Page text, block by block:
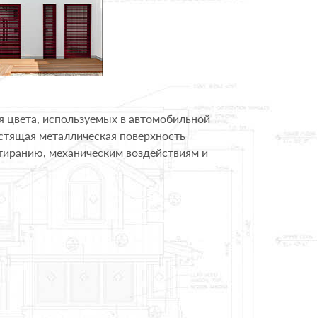
цвета, используемых в автомобильной
металлическая поверхность
механическим воздействиям и